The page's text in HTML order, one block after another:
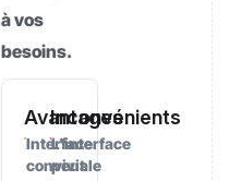
à vos
besoins.
Avantages
Interface
conviviale
Inconvénients
L'interface
peut